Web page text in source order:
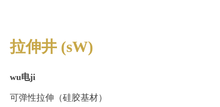
拉伸井 (sW)
wu电ji
可弹性拉伸（硅胶基材）